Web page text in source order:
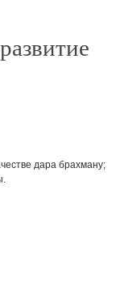
дара брахману;